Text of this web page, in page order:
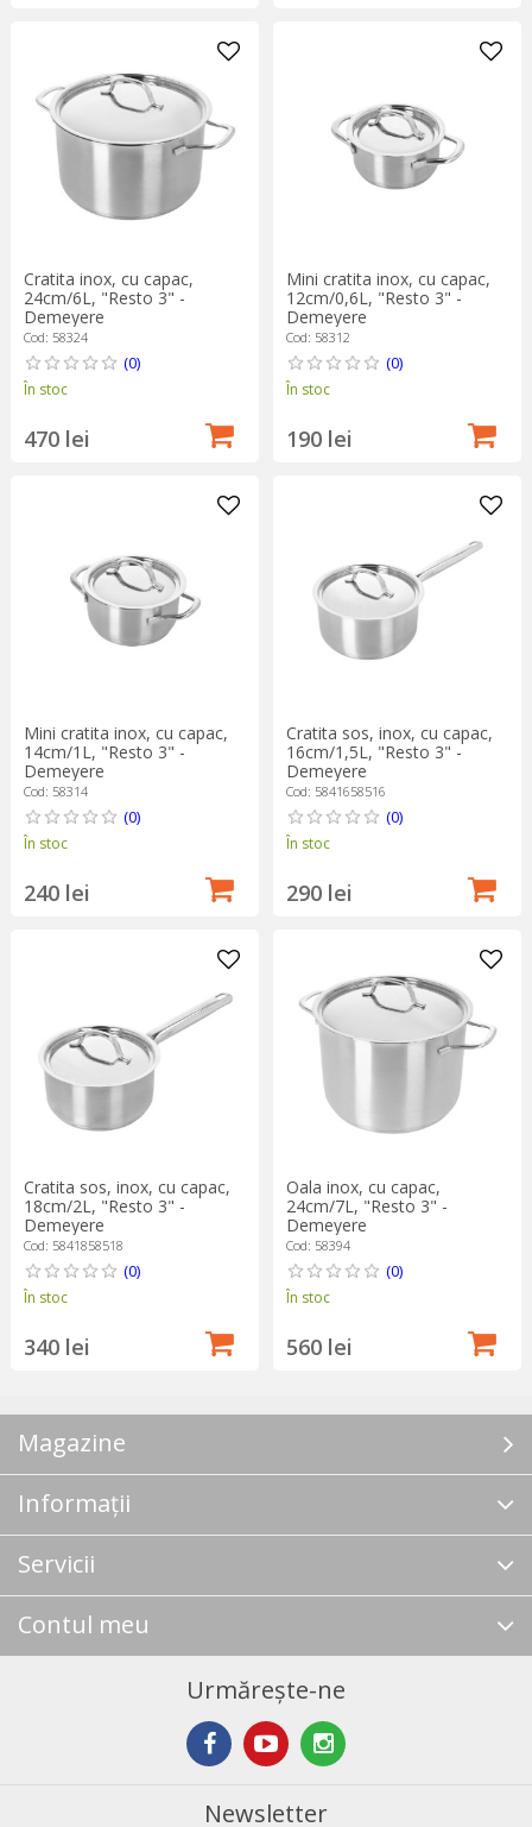
Cratita inox, cu capac,
24cm/6L, "Resto 3" -
Demeyere
Cod: 58324
(0)
În stoc
470 lei
Mini cratita inox, cu capac,
12cm/0,6L, "Resto 3" -
Demeyere
Cod: 58312
(0)
În stoc
190 lei
Mini cratita inox, cu capac,
14cm/1L, "Resto 3" -
Demeyere
Cod: 58314
(0)
În stoc
240 lei
Cratita sos, inox, cu capac,
16cm/1,5L, "Resto 3" -
Demeyere
Cod: 5841658516
(0)
În stoc
290 lei
Cratita sos, inox, cu capac,
18cm/2L, "Resto 3" -
Demeyere
Cod: 5841858518
(0)
În stoc
340 lei
Oala inox, cu capac,
24cm/7L, "Resto 3" -
Demeyere
Cod: 58394
(0)
În stoc
560 lei
Magazine
Informații
Servicii
Contul meu
Urmărește-ne
Newsletter